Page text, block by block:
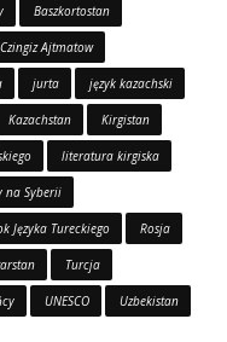
Baszkortostan
Czingiz Ajtmatow
jurta język kazachski
Kazachstan Kirgistan
literatura kirgiska
na Syberii
Języka Tureckiego Rosja
Turcja
UNESCO Uzbekistan